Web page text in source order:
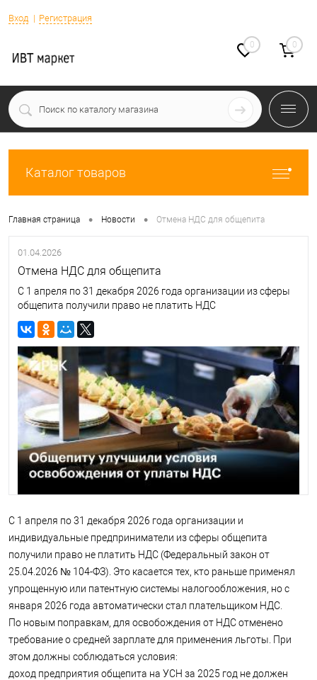
Вход Регистрация
0 0
Каталог товаров
Главная страница • Новости • Отмена НДС для общепита
01.04.2026
Отмена НДС для общепита
С 1 апреля по 31 декабря 2026 года организации из сферы
общепита получили право не платить НДС
С 1 апреля по 31 декабря 2026 года организации и
индивидуальные предприниматели из сферы общепита
получили право не платить НДС (Федеральный закон от
25.04.2026 № 104-ФЗ). Это касается тех, кто раньше применял
упрощенную или патентную системы налогообложения, но с
января 2026 года автоматически стал плательщиком НДС.
По новым поправкам, для освобождения от НДС отменено
требование о средней зарплате для применения льготы. При
этом должны соблюдаться условия:
доход предприятия общепита на УСН за 2025 год не должен